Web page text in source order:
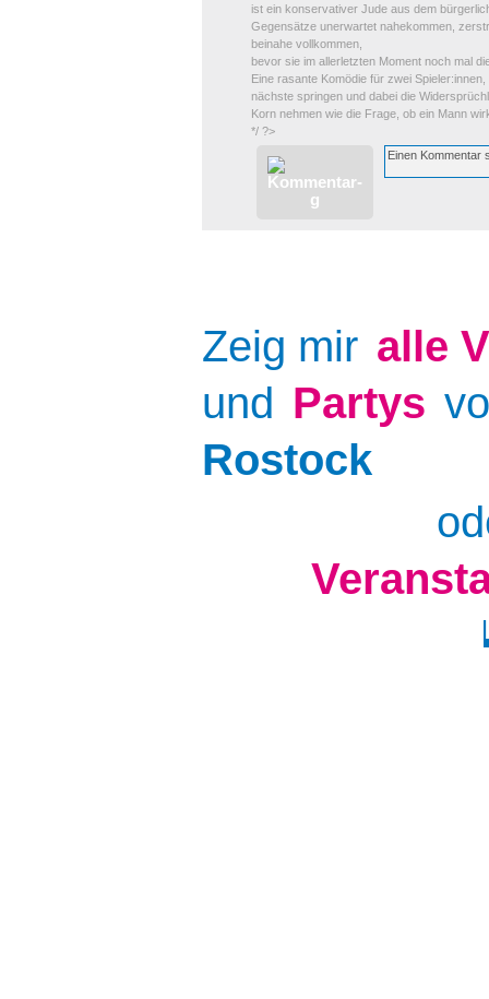
ist ein konservativer Jude aus dem
Gegensätze unerwartet nahekommen,
beinahe vollkommen,
bevor sie im allerletzten Moment noch mal
Eine rasante Komödie für zwei
nächste springen und dabei die
Korn nehmen wie die Frage, ob ein Mann
*/ ?>
Zeig mir alle
und Partys
Rostock